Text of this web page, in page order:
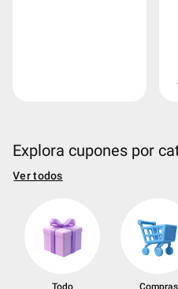
Explora cupones por
Ver todos
Todo Compras